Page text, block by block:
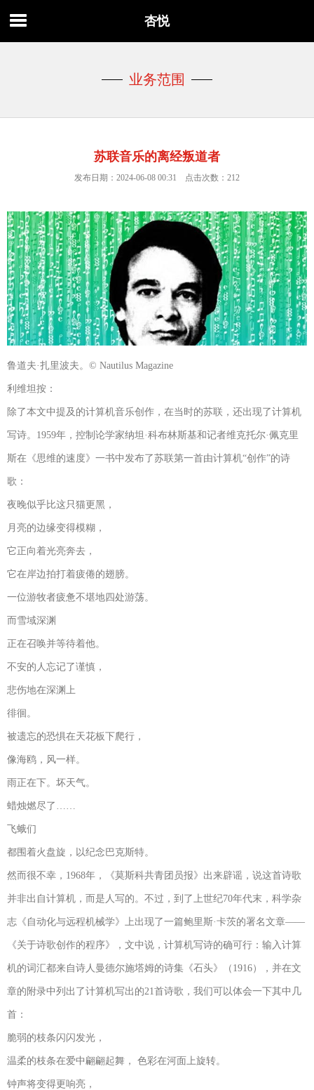
杏悦
业务范围
苏联音乐的离经叛道者
发布日期：2024-06-08 00:31 点击次数：212
鲁道夫·扎里波夫。© Nautilus Magazine
利维坦按：
除了本文中提及的计算机音乐创作，在当时的苏联，还出现了计算机
写诗。1959年，控制论学家纳坦·科布林斯基和记者维克托尔·佩克里
斯在《思维的速度》一书中发布了苏联第一首由计算机“创作”的诗
歌：
夜晚似乎比这只猫更黑，
月亮的边缘变得模糊，
它正向着光亮奔去，
它在岸边拍打着疲倦的翅膀。
一位游牧者疲惫不堪地四处游荡。
而雪域深渊
正在召唤并等待着他。
不安的人忘记了谨慎，
悲伤地在深渊上
徘徊。
被遗忘的恐惧在天花板下爬行，
像海鸥，风一样。
雨正在下。坏天气。
蜡烛燃尽了……
飞蛾们
都围着火盘旋，以纪念巴克斯特。
然而很不幸，1968年，《莫斯科共青团员报》出来辟谣，说这首诗歌
并非出自计算机，而是人写的。不过，到了上世纪70年代末，科学杂
志《自动化与远程机械学》上出现了一篇鲍里斯·卡茨的署名文章——
《关于诗歌创作的程序》，文中说，计算机写诗的确可行：输入计算
机的词汇都来自诗人曼德尔施塔姆的诗集《石头》（1916），并在文
章的附录中列出了计算机写出的21首诗歌，我们可以体会一下其中几
首：
脆弱的枝条闪闪发光，
温柔的枝条在爱中翩翩起舞， 色彩在河面上旋转。
钟声将变得更响亮，